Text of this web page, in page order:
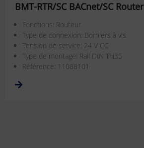
BMT-RTR/SC BACnet/SC Router
Fonctions: Routeur
Type de connexion: Borniers à vis
Tension de service: 24 V CC
Type de montage: Rail DIN TH35
Référence: 11088101